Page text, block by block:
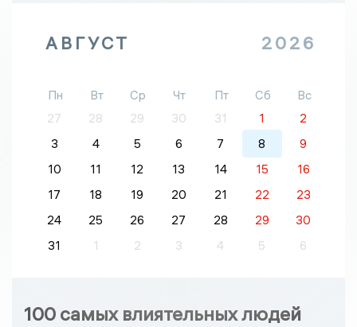
АВГУСТ 2026
Пн Вт Ср Чт Пт Сб
Вс
27
28 29 30 31 1
2
3
4 5 6 7 8
9
10
11 12 13 14 15
16
17
18 19 20 21 22
23
24
25 26 27 28 29
30
31
1 2 3 4 5 6
100 самых влиятельных людей